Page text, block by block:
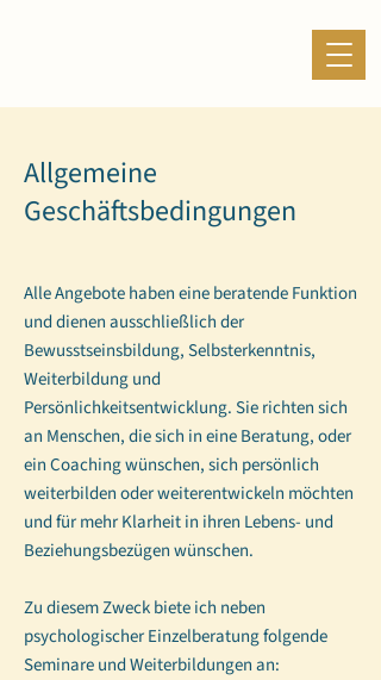
Allgemeine
Geschäftsbedingungen
Alle Angebote haben eine beratende Funktion
und dienen ausschließlich der
Bewusstseinsbildung, Selbsterkenntnis,
Weiterbildung und
Persönlichkeitsentwicklung. Sie richten sich
an Menschen, die sich in eine Beratung, oder
ein Coaching wünschen, sich persönlich
weiterbilden oder weiterentwickeln möchten
und für mehr Klarheit in ihren Lebens- und
Beziehungsbezügen wünschen.
Zu diesem Zweck biete ich neben
psychologischer Einzelberatung folgende
Seminare und Weiterbildungen an: